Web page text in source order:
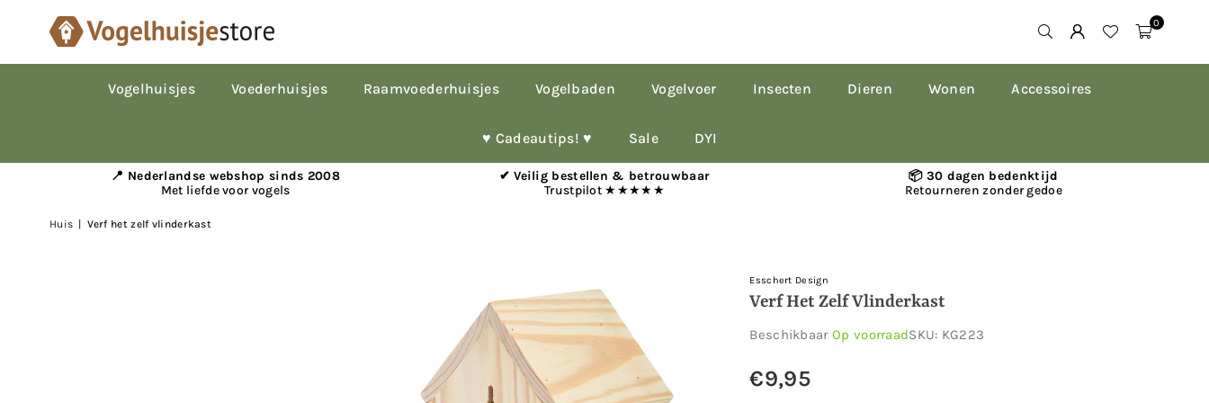
0
Vogelhuisjes Voederhuisjes Raamvoederhuisjes Vogelbaden Vogelvoer Insecten Dieren Wonen Accessoires
♥︎ Cadeautips! ♥︎ Sale DYI
📍 Nederlandse webshop sinds 2008
Met liefde voor vogels
✔ Veilig bestellen & betrouwbaar
Trustpilot ★★★★★
📦 30 dagen bedenktijd
Retourneren zonder gedoe
Huis Verf het zelf vlinderkast
Esschert Design
Verf Het Zelf Vlinderkast
Beschikbaar Op voorraadSKU: KG223
Normale
€9,95